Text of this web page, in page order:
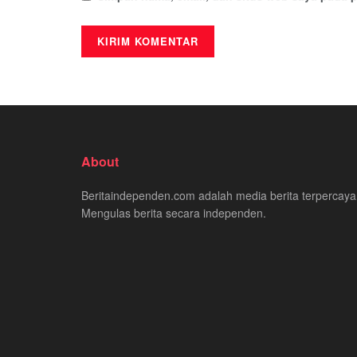
About
Beritaindependen.com adalah media berita
Mengulas berita secara independen.